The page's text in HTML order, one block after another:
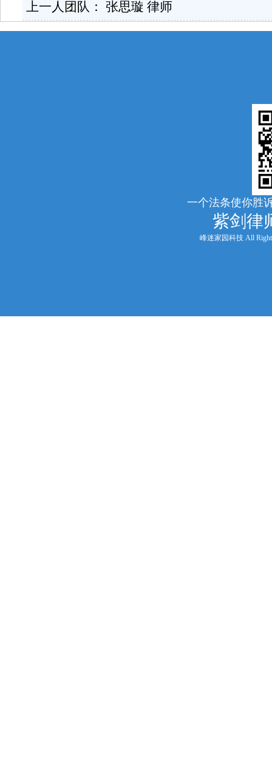
上一人团队： 张思璇 律师
一个法条使你胜
紫剑律
峰迷家园科技 All